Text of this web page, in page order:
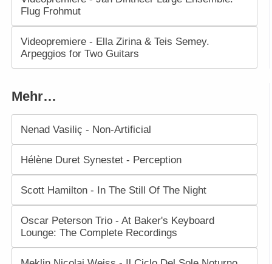
Flug Frohmut
Videopremiere - Ella Zirina & Teis Semey.
Arpeggios for Two Guitars
Mehr…
Nenad Vasiliç - Non-Artificial
Hélène Duret Synestet - Perception
Scott Hamilton - In The Still Of The Night
Oscar Peterson Trio - At Baker's Keyboard
Lounge: The Complete Recordings